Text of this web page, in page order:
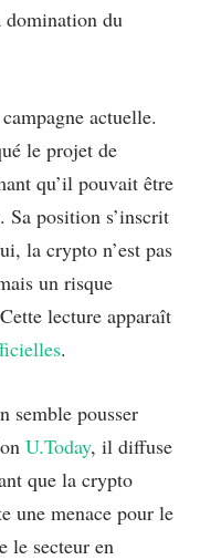
domination du
actuelle.
le projet de
qu’il pouvait être
position s’inscrit
la crypto n’est pas
un risque
lecture apparaît
.
semble pousser
U.Today, il diffuse
que la crypto
une menace pour le
le secteur en